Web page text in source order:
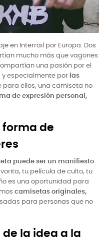
en Interrail por Europa. Dos
mucho más que vagones
una pasión por el
y especialmente por las
para ellos, una camiseta no
de expresión personal,
forma de
puede ser un manifiesto.
tu película de culto, tu
es una oportunidad para
camisetas originales,
para personas que no
la idea a la